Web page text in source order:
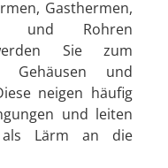
Gasthermen,
und Rohren
Sie zum
Gehäusen und
neigen häufig
und leiten
Lärm an die